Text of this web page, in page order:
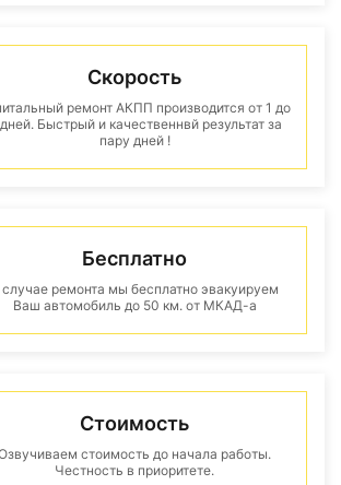
Скорость
ремонт АКПП производится от 1 до
Быстрый и качественнвй результат за
пару дней !
Бесплатно
случае ремонта мы бесплатно эвакуируем
Ваш автомобиль до 50 км. от МКАД-а
Стоимость
стоимость до начала работы.
Честность в приоритете.